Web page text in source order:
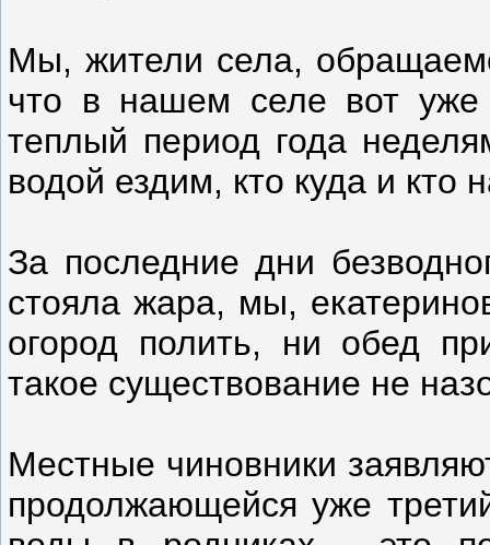
Мы, жители села,
что в нашем селе вот уже
теплый период года
водой ездим, кто куда и кто
За последние дни
стояла жара, мы,
огород полить, ни обед
такое существование не
Местные чиновники
продолжающейся уже